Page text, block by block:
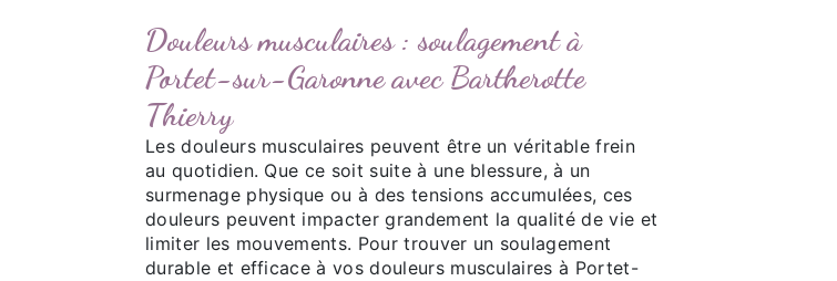
Douleurs musculaires : soulagement à
Portet-sur-Garonne avec Bartherotte
Thierry
Les douleurs musculaires peuvent être un véritable frein
au quotidien. Que ce soit suite à une blessure, à un
surmenage physique ou à des tensions accumulées, ces
douleurs peuvent impacter grandement la qualité de vie et
limiter les mouvements. Pour trouver un soulagement
durable et efficace à vos douleurs musculaires à Portet-